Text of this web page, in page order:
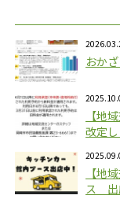
おか
【地
改定し
【地
ス 出